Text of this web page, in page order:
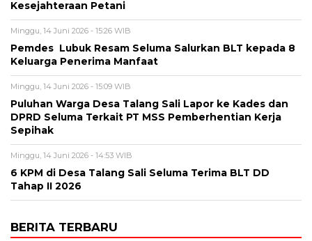
Kesejahteraan Petani
Minggu, 14 Juni 2026 - 15:26 WIB
Pemdes Lubuk Resam Seluma Salurkan BLT kepada 8
Keluarga Penerima Manfaat
Minggu, 14 Juni 2026 - 15:09 WIB
Puluhan Warga Desa Talang Sali Lapor ke Kades dan
DPRD Seluma Terkait PT MSS Pemberhentian Kerja
Sepihak
Minggu, 14 Juni 2026 - 14:53 WIB
6 KPM di Desa Talang Sali Seluma Terima BLT DD
Tahap II 2026
BERITA TERBARU